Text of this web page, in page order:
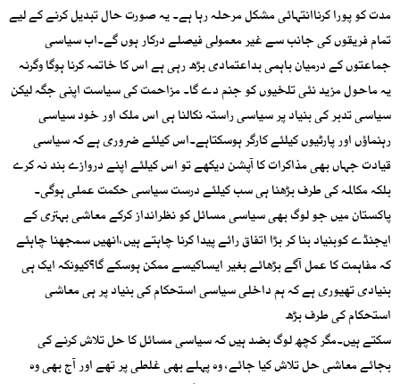
مدت کو پورا کرناانتہائی مشکل مرحلہ رہا ہے۔ یہ صورت حال تبدیل کرنے کے لیے
تمام فریقوں کی جانب سے غیر معمولی فیصلے درکار ہوں گے۔اب سیاسی
جماعتوں کے درمیان باہمی بداعتمادی بڑھ رہی ہے اس کا خاتمہ کرنا ہوگا وگرنہ
یہ ماحول مزید نئی تلخیوں کو جنم دے گا۔ مزاحمت کی سیاست اپنی جگہ لیکن
سیاسی تدبر کی بنیاد پر سیاسی راستہ نکالنا ہی اس ملک اور خود سیاسی
رہنماؤں اور پارٹیوں کیلئے کارگر ہوسکتاہے۔اس کیلئے ضروری ہے کہ سیاسی
قیادت جہاں بھی مذاکرات کا آپشن دیکھے تو اس کیلئے اپنے دروازے بند نہ کرے
بلکہ مکالمہ کی طرف بڑھنا ہی سب کیلئے درست سیاسی حکمت عملی ہوگی۔
پاکستان میں جو لوگ بھی سیاسی مسائل کو نظرانداز کرکے معاشی بہتری کے
ایجنڈے کوبنیاد بنا کر بڑا اتفاق رائے پیدا کرنا چاہتے ہیں،انھیں سمجھنا چاہئے
کہ مفاہمت کا عمل آگے بڑھائے بغیر ایساکیسے ممکن ہوسکے گا؟کیونکہ ایک ہی
بنیادی تھیوری ہے کہ ہم داخلی سیاسی استحکام کی بنیاد پر ہی معاشی
استحکام کی طرف بڑھ
سکتے ہیں۔مگر کچھ لوگ بضد ہیں کہ سیاسی مسائل کا حل تلاش کرنے کی
بجائے معاشی حل تلاش کیا جائے، وہ پہلے بھی غلطی پر تھے اور آج بھی وہ